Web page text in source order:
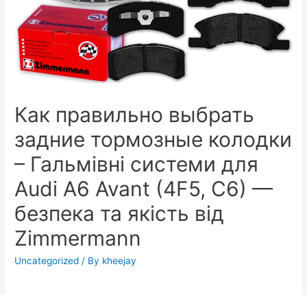
Как правильно выбрать
задние тормозные колодки
– Гальмівні системи для
Audi A6 Avant (4F5, C6) —
безпека та якість від
Zimmermann
Uncategorized / By kheejay